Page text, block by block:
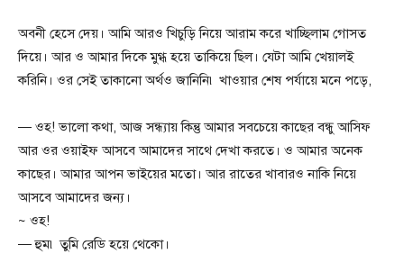
অবনী হেসে দেয়। আমি আরও খিচুড়ি নিয়ে আরাম করে খাচ্ছিলাম গোসত
দিয়ে। আর ও আমার দিকে মুগ্ধ হয়ে তাকিয়ে ছিল। যেটা আমি খেয়ালই
করিনি। ওর সেই তাকানো অর্থও জানিনি৷ খাওয়ার শেষ পর্যায়ে মনে পড়ে,
— ওহ! ভালো কথা, আজ সন্ধ্যায় কিন্তু আমার সবচেয়ে কাছের বন্ধু আসিফ
আর ওর ওয়াইফ আসবে আমাদের সাথে দেখা করতে। ও আমার অনেক
কাছের। আমার আপন ভাইয়ের মতো। আর রাতের খাবারও নাকি নিয়ে
আসবে আমাদের জন্য।
~ ওহ!
— হুম৷ তুমি রেডি হয়ে থেকো।